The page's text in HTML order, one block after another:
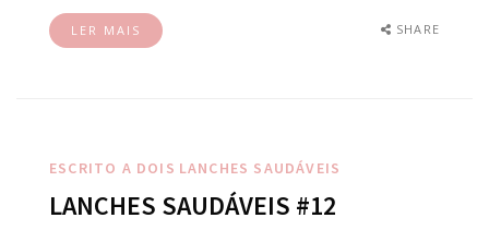
LER MAIS SHARE
ESCRITO A DOIS LANCHES SAUDÁVEIS
LANCHES SAUDÁVEIS #12